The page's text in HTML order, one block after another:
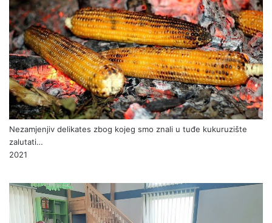
Nezamjenjiv delikates zbog kojeg smo znali u tuđe kukuruzište
zalutati…
2021